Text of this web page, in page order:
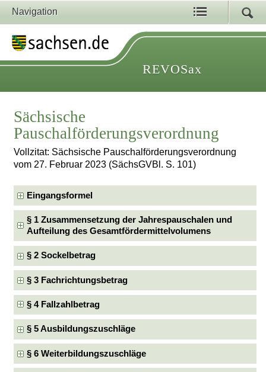
Navigation
REVOSax
Sächsische
Pauschalförderungsverordnung
Vollzitat: Sächsische Pauschalförderungsverordnung
vom 27. Februar 2023 (SächsGVBl. S. 101)
Eingangsformel
§ 1 Zusammensetzung der Jahrespauschalen und
Aufteilung des Gesamtfördermittelvolumens
§ 2 Sockelbetrag
§ 3 Fachrichtungsbetrag
§ 4 Fallzahlbetrag
§ 5 Ausbildungszuschläge
§ 6 Weiterbildungszuschläge